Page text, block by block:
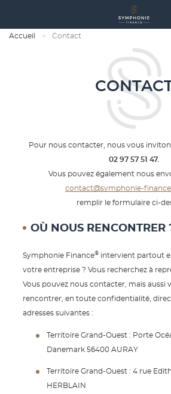
Accueil Contact
Pour nous contacter, nous vous
02 97 57 51 47.
Vous pouvez également nous
contact@symphonie-
remplir le formulaire ci-
OÙ NOUS RENCONTRER
Symphonie Finance®intervient partout
votre entreprise ? Vous recherchez à
Vous pouvez nous contacter, mais aussi
rencontrer, en toute confidentialité,
adresses suivantes :
Territoire Grand-Ouest : Porte
Danemark 56400 AURAY
Territoire Grand-Ouest : 4 rue
HERBLAIN